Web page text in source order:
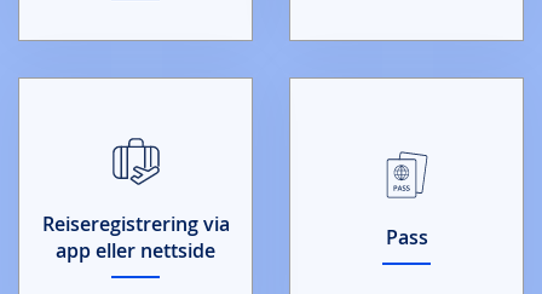
Pass
Reiseregistrering via
app eller nettside